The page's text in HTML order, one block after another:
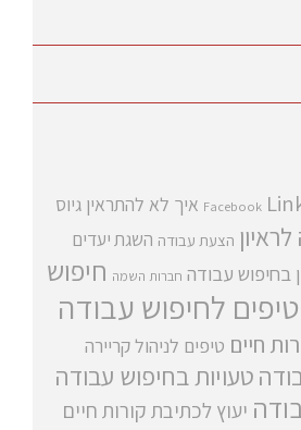
Facebook איך לא להתראין גיוס
הצעת עבודה השגת יעדים
בחיפוש עבודה חברות השמה חיפוש
טיפים לחיפוש עבודה
חיים טיפים לניהול קריירה
טעויות בחיפוש עבודה
יעוץ לכתיבת קורות חיים